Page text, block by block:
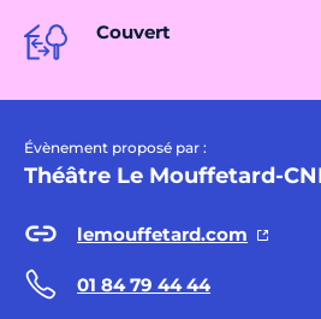
Couvert
Évènement proposé par :
Théâtre Le Mouffetard-
lemouffetard.com
01 84 79 44 44